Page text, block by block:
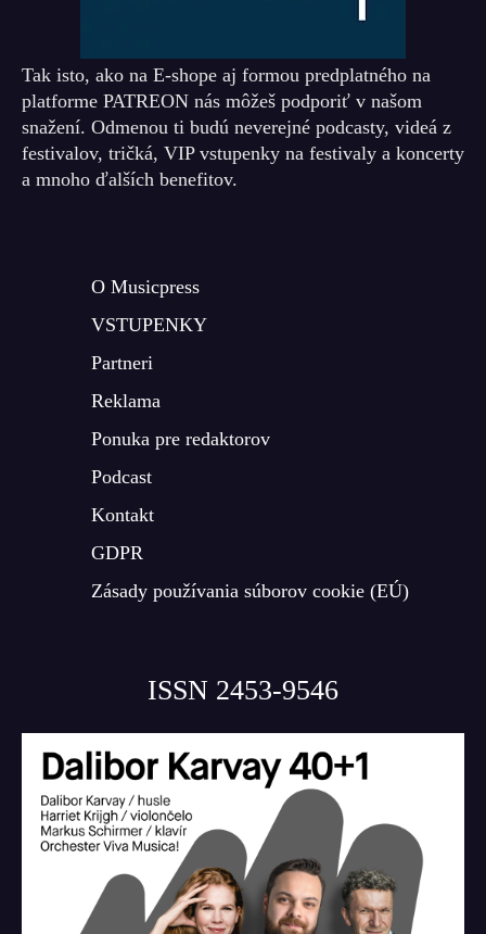
Tak isto, ako na E-shope aj formou predplatného na
platforme PATREON nás môžeš podporiť v našom
snažení. Odmenou ti budú neverejné podcasty, videá z
festivalov, tričká, VIP vstupenky na festivaly a koncerty
a mnoho ďalších benefitov.
O Musicpress
VSTUPENKY
Partneri
Reklama
Ponuka pre redaktorov
Podcast
Kontakt
GDPR
Zásady používania súborov cookie (EÚ)
ISSN 2453-9546